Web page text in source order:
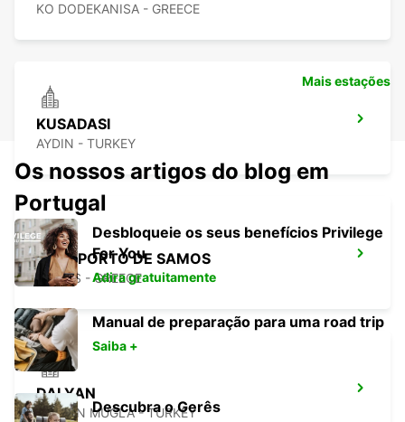
KO DODEKANISA - GREECE
KUSADASI
AYDIN - TURKEY
AEROPORTO DE SAMOS
SAMOS - GREECE
DALYAN
DALYAN MUGLA - TURKEY
Mais estações
Os nossos artigos do blog em
Portugal
Desbloqueie os seus benefícios Privilege
For You
Adira gratuitamente
Manual de preparação para uma road trip
Saiba +
Descubra o Gerês